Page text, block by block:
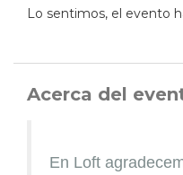
Lo sentimos, el evento
Acerca del
En Loft